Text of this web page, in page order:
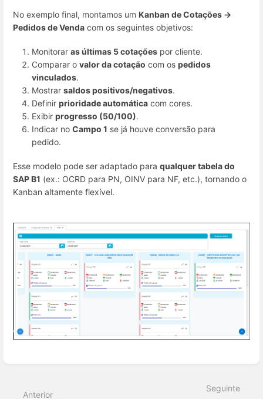
No exemplo final, montamos um Kanban de Cotações →
Pedidos de Venda com os seguintes objetivos:
Monitorar as últimas 5 cotações por cliente.
Comparar o valor da cotação com os pedidos
vinculados.
Mostrar saldos positivos/negativos.
Definir prioridade automática com cores.
Exibir progresso (50/100).
Indicar no Campo 1 se já houve conversão para
pedido.
Esse modelo pode ser adaptado para qualquer tabela do
SAP B1 (ex.: OCRD para PN, OINV para NF, etc.), tornando o
Kanban altamente flexível.
deAnterior
Seguinte